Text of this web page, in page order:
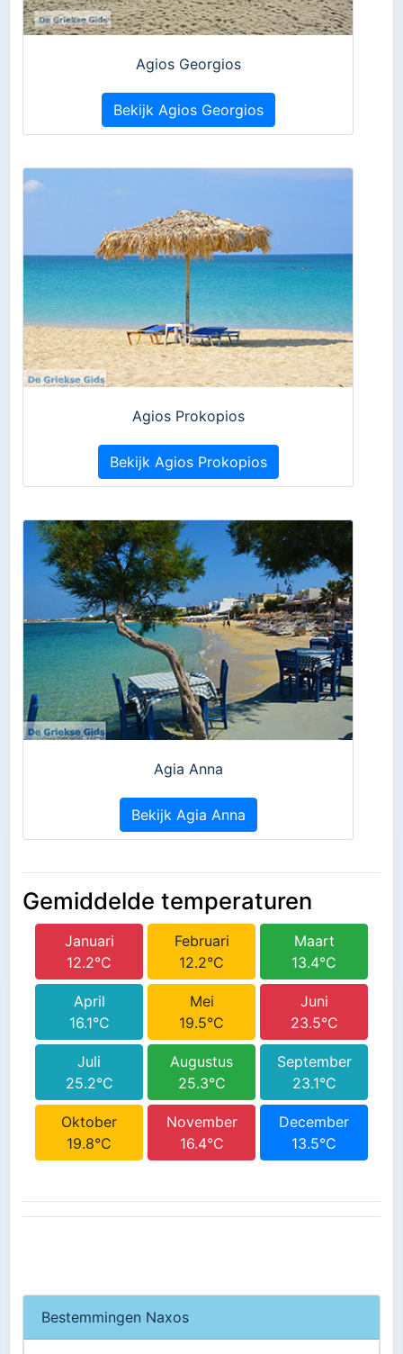
Agios Georgios
Bekijk Agios Georgios
Agios Prokopios
Bekijk Agios Prokopios
Agia Anna
Bekijk Agia Anna
Gemiddelde temperaturen
Januari
12.2°C
Februari
12.2°C
Maart
13.4°C
April
16.1°C
Mei
19.5°C
Juni
23.5°C
Juli
25.2°C
Augustus
25.3°C
September
23.1°C
Oktober
19.8°C
November
16.4°C
December
13.5°C
Bestemmingen Naxos